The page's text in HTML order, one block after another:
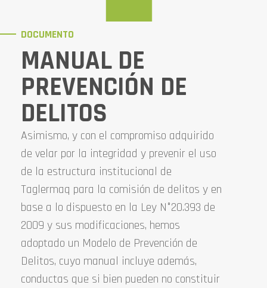
DOCUMENTO
MANUAL DE
PREVENCIÓN DE
DELITOS
Asimismo, y con el compromiso adquirido
de velar por la integridad y prevenir el uso
de la estructura institucional de
Taglermaq para la comisión de delitos y en
base a lo dispuesto en la Ley N°20.393 de
2009 y sus modificaciones, hemos
adoptado un Modelo de Prevención de
Delitos, cuyo manual incluye además,
conductas que si bien pueden no constituir